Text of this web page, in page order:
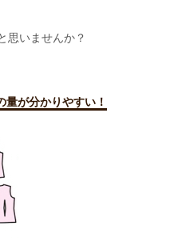
思いませんか？
が分かりやすい！